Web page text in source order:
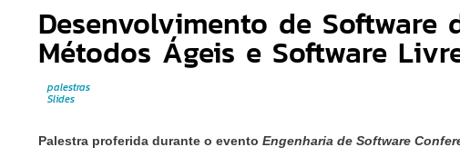
Desenvolvimento de Software
Métodos Ágeis e Software
palestras
Slides
Palestra proferida durante o evento Engenharia de Software